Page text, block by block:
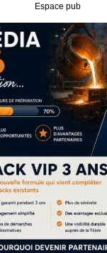
Espace pub